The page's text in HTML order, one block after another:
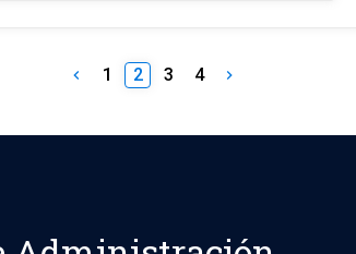
keyboard_arrow_left 1 2 3 4 keyboard_arrow_right